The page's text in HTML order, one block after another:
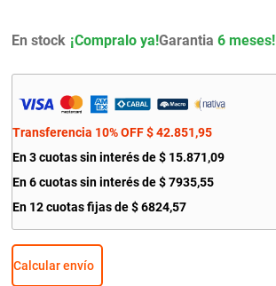
En stock Garantia 6 meses!
Transferencia 10% OFF $ 42.851,95
En 3 cuotas sin interés de $ 15.871,09
En 6 cuotas sin interés de$ 7935,55
En 12 cuotas fijas de $ 6824,57
Calcular envío